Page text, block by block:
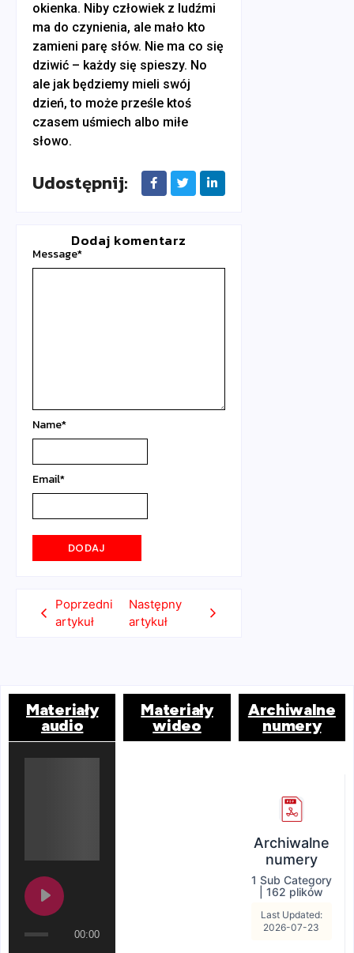
okienka. Niby człowiek z ludźmi
ma do czynienia, ale mało kto
zamieni parę słów. Nie ma co się
dziwić – każdy się spieszy. No
ale jak będziemy mieli swój
dzień, to może prześle ktoś
czasem uśmiech albo miłe
słowo.
Udostępnij:
Dodaj komentarz
Message*
Name*
Email*
Poprzedni
artykuł
Następny
artykuł
Materiały
audio
00:00
Materiały
wideo
Archiwalne
numery
Archiwalne
numery
1 Sub Category
162 plików
Last Updated:
2026-07-23